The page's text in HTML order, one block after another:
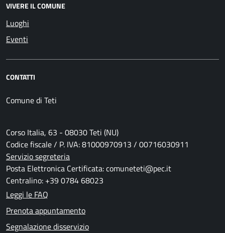
VIVERE IL COMUNE
Luoghi
Eventi
CONTATTI
Comune di Teti
Corso Italia, 63 - 08030 Teti (NU)
Codice fiscale / P. IVA: 81000970913 / 00716030911
Servizio segreteria
Posta Elettronica Certificata: comuneteti@pec.it
Centralino: +39 0784 68023
Leggi le FAQ
Prenota appuntamento
Segnalazione disservizio